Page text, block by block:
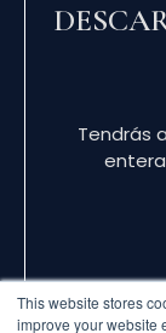
This website stores
improve your website
Tendrás